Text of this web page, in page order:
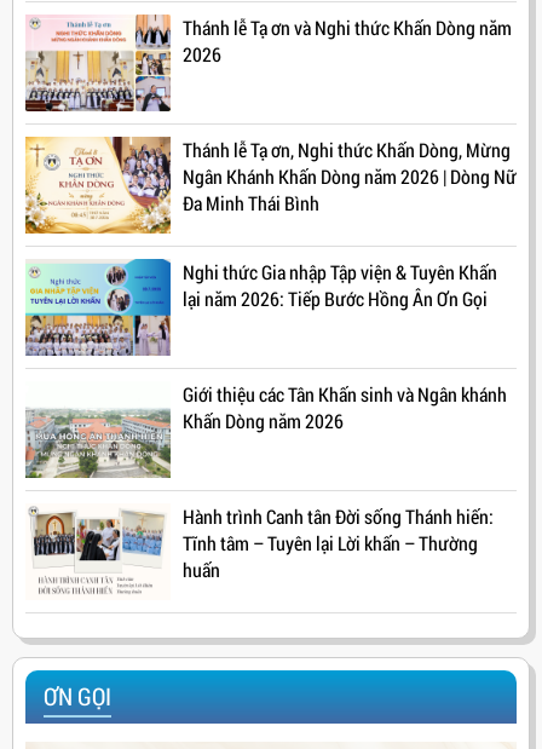
Thánh lễ Tạ ơn và Nghi thức Khấn Dòng năm
2026
Thánh lễ Tạ ơn, Nghi thức Khấn Dòng, Mừng
Ngân Khánh Khấn Dòng năm 2026 | Dòng Nữ
Đa Minh Thái Bình
Nghi thức Gia nhập Tập viện & Tuyên Khấn
lại năm 2026: Tiếp Bước Hồng Ân Ơn Gọi
Giới thiệu các Tân Khấn sinh và Ngân khánh
Khấn Dòng năm 2026
Hành trình Canh tân Đời sống Thánh hiến:
Tĩnh tâm – Tuyên lại Lời khấn – Thường
huấn
ƠN GỌI